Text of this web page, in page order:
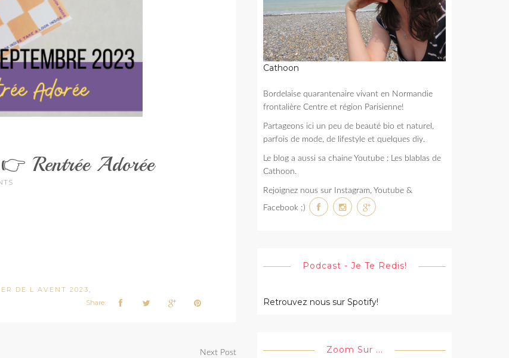
Rentrée Adorée
DE L AVENT 2023,
Share:
Next Post
Cathoon
Bordelaise quarantenaire vivant en Normandie
frontalière Centre et région Parisienne!
Partageons ici un peu de beauté bio et naturel,
parfois de mode, de lifestyle et quelques diy.
Le blog a aussi sa chaine Youtube : Les blablas de
Cathoon.
Rejoignez nous sur Instagram, Youtube &
Facebook ;)
Podcast - Je Te Redis!
Retrouvez nous sur Spotify!
Zoom Sur ...